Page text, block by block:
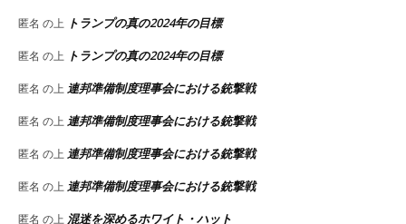
匿名 の上 トランプの真の2024年の目標
匿名 の上 トランプの真の2024年の目標
匿名 の上連邦準備制度理事会における銃撃戦
匿名 の上連邦準備制度理事会における銃撃戦
匿名 の上連邦準備制度理事会における銃撃戦
匿名 の上連邦準備制度理事会における銃撃戦
匿名 の上 混迷を深めるホワイト・ハット